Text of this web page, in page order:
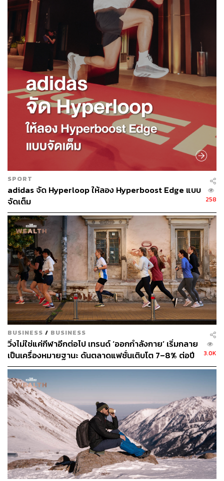
SPORT
adidas จัด Hyperloop ให้ลอง Hyperboost Edge แบบ
จัดเต็ม
258
BUSINESS / BUSINESS
วิ่งไม่ใช่แค่กีฬาอีกต่อไป เทรนด์ ‘ออกกำลังกาย’ เริ่มกลาย
เป็นเครื่องหมายฐานะ ดันตลาดแฟชั่นเติบโต 7–8% ต่อปี
3.0K